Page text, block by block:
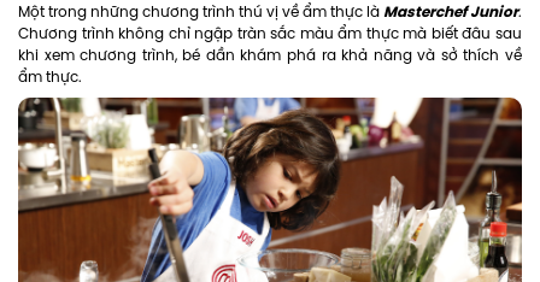
Một trong những chương trình thú vị về ẩm thực làMasterchef Junior.
Chương trình không chỉ ngập tràn sắc màu ẩm thực mà biết đâu sau
khi xem chương trình, bé dần khám phá ra khả năng và sở thích về
ẩm thực.